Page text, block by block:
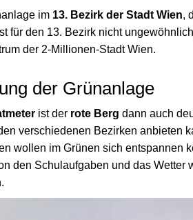
im 13. Bezirk der Stadt Wien,
für den 13. Bezirk nicht
der 2-Millionen-Stadt Wien.
der Grünanlage
ist der rote Berg dann auch
verschiedenen Bezirken anbieten
wollen im Grünen sich entspannen
den Schulaufgaben und das Wetter